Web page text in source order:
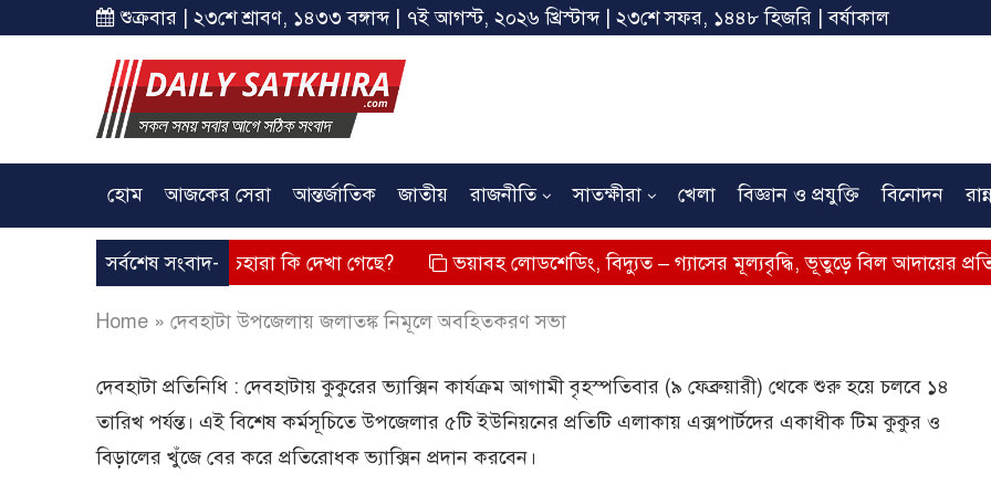
শুক্রবার | ২৩শে শ্রাবণ, ১৪৩৩ বঙ্গাব্দ | ৭ই আগস্ট, ২০২৬ খ্রিস্টাব্দ | ২৩শে সফর, ১৪৪৮ হিজরি | বর্ষাকাল
হোম আজকের সেরা আন্তর্জাতিক জাতীয় রাজনীতি সাতক্ষীরা খেলা বিজ্ঞান ও প্রযুক্তি বিনোদন
সর্বশেষ সংবাদ-
দিয়েছে? তার চেহারা কি দেখা গেছে? ভয়াবহ লোডশেডিং, বিদ্যুত – গ্যাসের মূল্যবৃদ্ধি, ভূতুড়ে বিল আদায়ের প্রতিবাদে
Home » দেবহাটা উপজেলায় জলাতঙ্ক নিমূলে অবহিতকরণ সভা
দেবহাটা প্রতিনিধি : দেবহাটায় কুকুরের ভ্যাক্সিন কার্যক্রম আগামী বৃহস্পতিবার (৯ ফেব্রুয়ারী) থেকে শুরু হয়ে চলবে ১৪
তারিখ পর্যন্ত। এই বিশেষ কর্মসূচিতে উপজেলার ৫টি ইউনিয়নের প্রতিটি এলাকায় এক্সপার্টদের একাধীক টিম কুকুর ও
বিড়ালের খুঁজে বের করে প্রতিরোধক ভ্যাক্সিন প্রদান করবেন।